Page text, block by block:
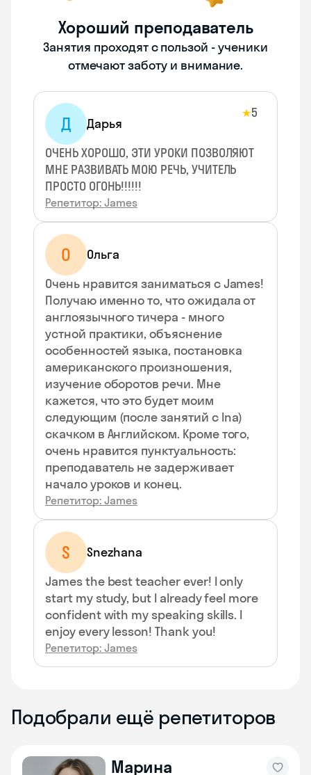
Хороший преподаватель
Занятия проходят с пользой - ученики
отмечают заботу и внимание.
Д Дарья
★5
ОЧЕНЬ ХОРОШО, ЭТИ УРОКИ ПОЗВОЛЯЮТ
МНЕ РАЗВИВАТЬ МОЮ РЕЧЬ, УЧИТЕЛЬ
ПРОСТО ОГОНЬ!!!!!!
Репетитор: James
О
Ольга
Очень нравится заниматься с James!
Получаю именно то, что ожидала от
англоязычного тичера - много
устной практики, объяснение
особенностей языка, постановка
американского произношения,
изучение оборотов речи. Мне
кажется, что это будет моим
следующим (после занятий с Ina)
скачком в Английском. Кроме того,
очень нравится пунктуальность:
преподаватель не задерживает
начало уроков и конец.
Репетитор: James
S
Snezhana
James the best teacher ever! I only
start my study, but I already feel more
confident with my speaking skills. I
enjoy every lesson! Thank you!
Репетитор: James
Подобрали ещё репетиторов
Марина